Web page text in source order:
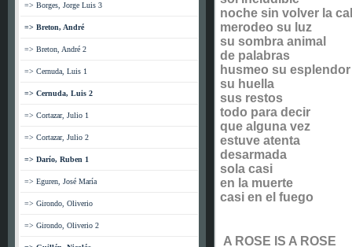
=> Borges, Jorge Luis 3
=> Breton, André
=> Breton, André 2
=> Cernuda, Luis 1
=> Cernuda, Luis 2
=> Cortazar, Julio 1
=> Cortazar, Julio 2
=> Darío, Ruben 1
=> Eguren, José María
=> Girondo, Oliverio
=> Girondo, Oliverio 2
noche sin volver la
merodeo su luz
su sombra animal
de palabras
husmeo su esplendor
su huella
sus restos
todo para decir
que alguna vez
estuve atenta
desarmada
sola casi
en la muerte
casi en el fuego
A ROSE IS A ROSE